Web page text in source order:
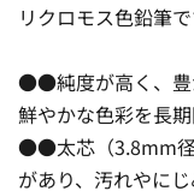
リクロモス色鉛筆で
●●純度が高く、豊
鮮やかな色彩を長期
●●太芯（3.8mm径
があり、汚れやに